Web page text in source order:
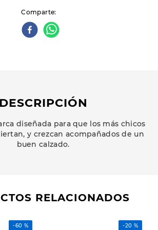
Comparte
DESCRIPCIÓN
diseñada para que los más chicos
y crezcan acompañados de un
buen calzado.
RELACIONADOS
-60 % -20 %